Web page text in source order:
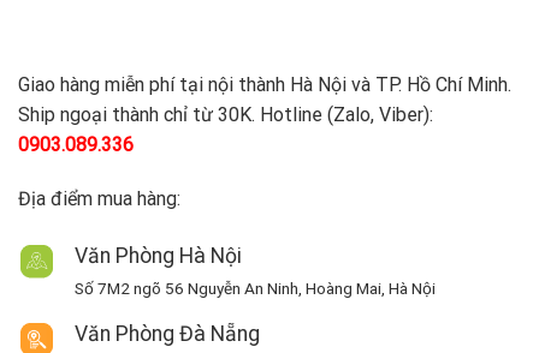
Giao hàng miễn phí tại nội thành Hà Nội và TP. Hồ Chí Minh.
Ship ngoại thành chỉ từ 30K. Hotline (Zalo, Viber):
0903.089.336
Địa điểm mua hàng:
Văn Phòng Hà Nội
Số 7M2 ngõ 56 Nguyễn An Ninh, Hoàng Mai, Hà Nội
Văn Phòng Đà Nẵng